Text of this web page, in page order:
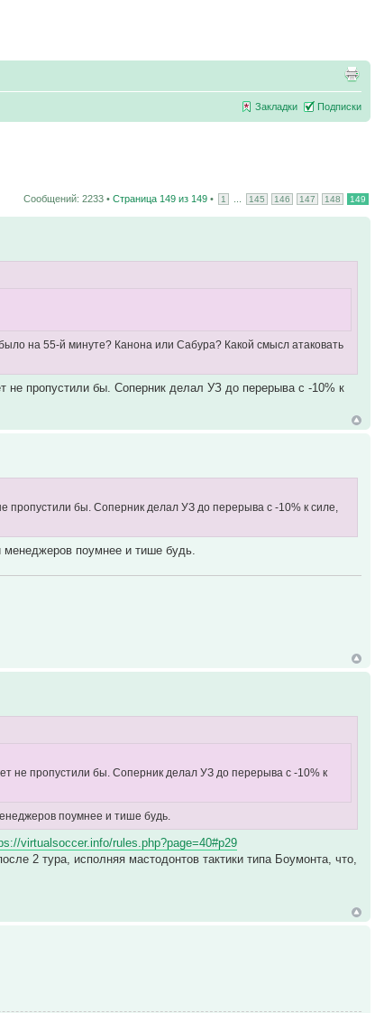
Закладки Подписки
Сообщений: 2233 • Страница 149 из 149 • 1 145 146 147 148 149
на 55-й минуте? Канона или Сабура? Какой смысл атаковать
не пропустили бы. Соперник делал УЗ до перерыва с -10% к
пропустили бы. Соперник делал УЗ до перерыва с -10% к силе,
менеджеров поумнее и тише будь.
не пропустили бы. Соперник делал УЗ до перерыва с -10% к
поумнее и тише будь.
virtualsoccer.info/rules.php?page=40#p29
2 тура, исполняя мастодонтов тактики типа Боумонта, что,